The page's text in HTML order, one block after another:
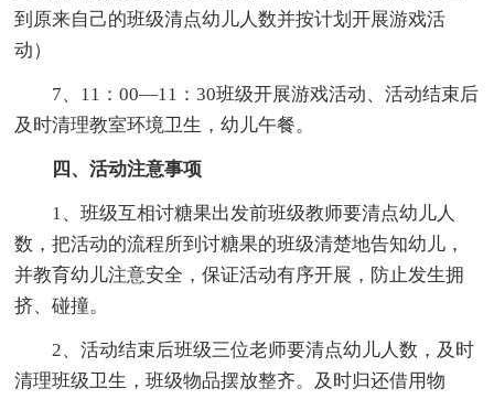
到原来自己的班级清点幼儿人数并按计划开展游戏活
动）
7、11：00—11：30班级开展游戏活动、活动结束后
及时清理教室环境卫生，幼儿午餐。
四、活动注意事项
1、班级互相讨糖果出发前班级教师要清点幼儿人
数，把活动的流程所到讨糖果的班级清楚地告知幼儿，
并教育幼儿注意安全，保证活动有序开展，防止发生拥
挤、碰撞。
2、活动结束后班级三位老师要清点幼儿人数，及时
清理班级卫生，班级物品摆放整齐。及时归还借用物